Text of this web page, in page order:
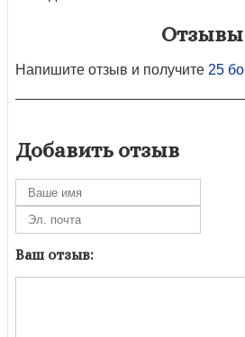
Отзывы
Напишите отзыв и получите 25
Добавить отзыв
Ваш отзыв: